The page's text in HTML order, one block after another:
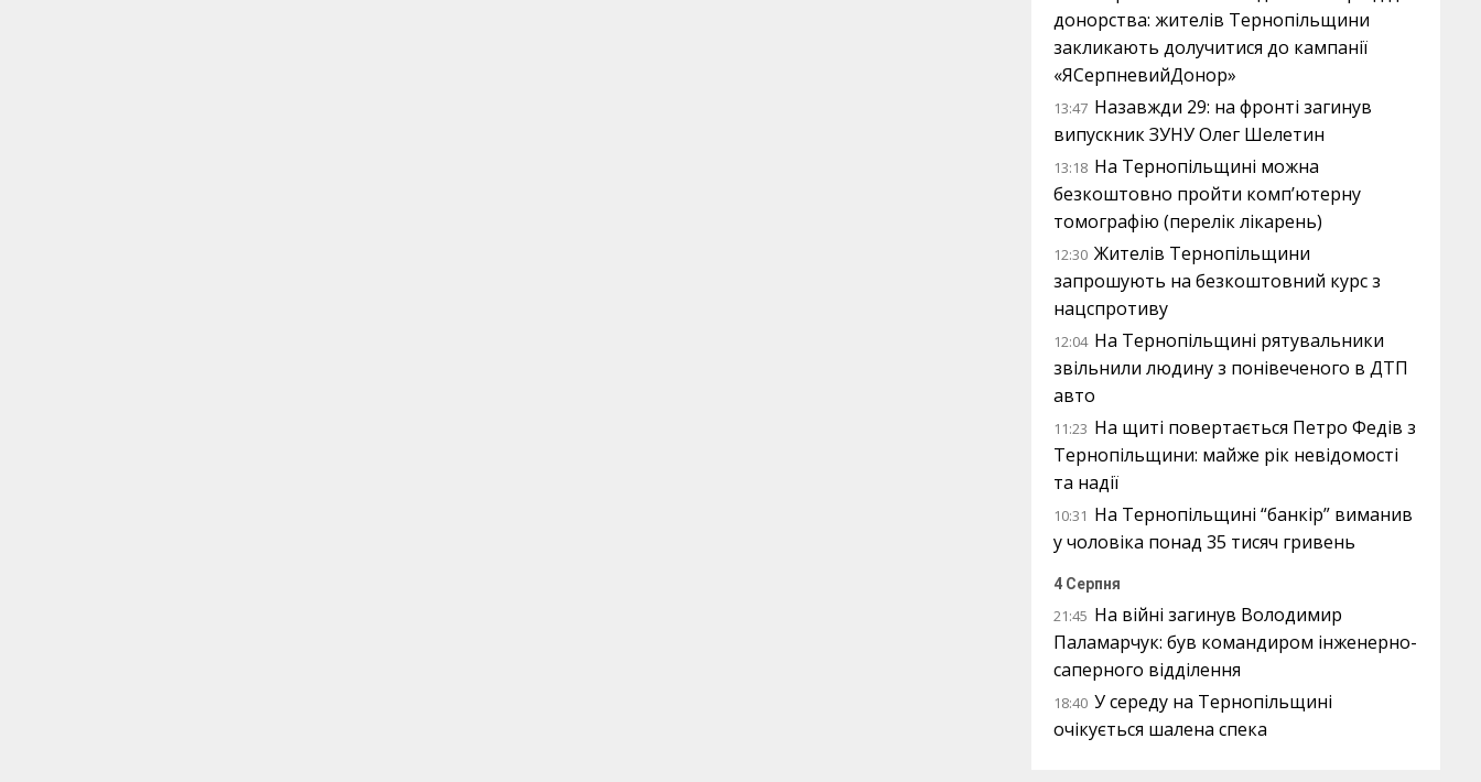
донорства: жителів Тернопільщини
закликають долучитися до кампанії
«ЯСерпневийДонор»
13:47 Назавжди 29: на фронті загинув
випускник ЗУНУ Олег Шелетин
13:18 На Тернопільщині можна
безкоштовно пройти комп’ютерну
томографію (перелік лікарень)
12:30 Жителів Тернопільщини
запрошують на безкоштовний курс з
нацспротиву
12:04 На Тернопільщині рятувальники
звільнили людину з понівеченого в ДТП
авто
11:23 На щиті повертається Петро Федів з
Тернопільщини: майже рік невідомості
та надії
10:31 На Тернопільщині “банкір” виманив
у чоловіка понад 35 тисяч гривень
4 Серпня
21:45 На війні загинув Володимир
Паламарчук: був командиром інженерно-
саперного відділення
18:40 У середу на Тернопільщині
очікується шалена спека